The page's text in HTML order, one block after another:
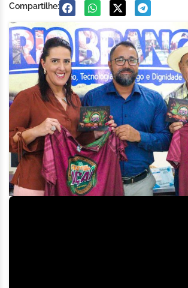
Compartilhe: